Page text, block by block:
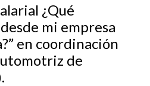
¿Qué
mi empresa
en coordinación
de